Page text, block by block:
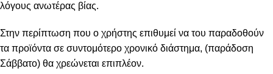
λόγους ανωτέρας βίας.
Στην περίπτωση που ο χρήστης επιθυμεί να του παραδοθούν
τα προϊόντα σε συντομότερο χρονικό διάστημα, (παράδοση
Σάββατο) θα χρεώνεται επιπλέον.